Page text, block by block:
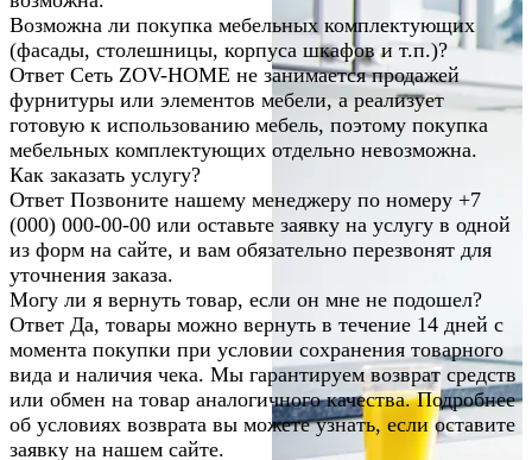
Возможна ли покупка мебельных комплектующих
(фасады, столешницы, корпуса шкафов и т.п.)?
Ответ Сеть ZOV-HOME не занимается продажей
фурнитуры или элементов мебели, а реализует
готовую к использованию мебель, поэтому покупка
мебельных комплектующих отдельно невозможна.
Как заказать услугу?
Ответ Позвоните нашему менеджеру по номеру +7
(000) 000-00-00 или оставьте заявку на услугу в одной
из форм на сайте, и вам обязательно перезвонят для
уточнения заказа.
Могу ли я вернуть товар, если он мне не подошел?
Ответ Да, товары можно вернуть в течение 14 дней с
момента покупки при условии сохранения товарного
вида и наличия чека. Мы гарантируем возврат средств
или обмен на товар аналогичного качества. Подробнее
об условиях возврата вы можете узнать, если оставите
заявку на нашем сайте.